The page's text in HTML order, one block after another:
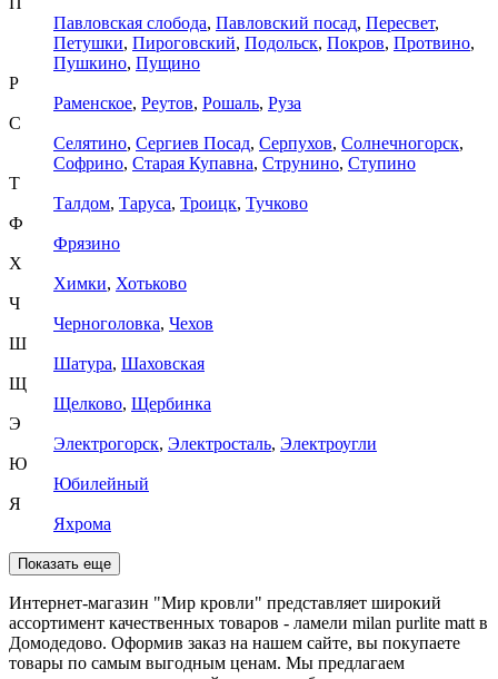
Павловская слобода, Павловский посад, Пересвет,
Петушки, Пироговский, Подольск, Покров, Протвино,
Пушкино, Пущино
Р
Раменское, Реутов, Рошаль, Руза
С
Селятино, Сергиев Посад, Серпухов, Солнечногорск,
Софрино, Старая Купавна, Струнино, Ступино
Т
Талдом, Таруса, Троицк, Тучково
Ф
Фрязино
Х
Химки, Хотьково
Ч
Черноголовка, Чехов
Ш
Шатура, Шаховская
Щ
Щелково, Щербинка
Э
Электрогорск, Электросталь, Электроугли
Ю
Юбилейный
Я
Яхрома
Показать еще
Интернет-магазин "Мир кровли" представляет широкий
ассортимент качественных товаров - ламели milan purlite matt в
Домодедово. Оформив заказ на нашем сайте, вы покупаете
товары по самым выгодным ценам. Мы предлагаем